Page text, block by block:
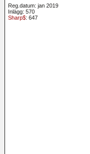
Reg.datum: jan 2019
Inlägg: 570
Sharp$: 647